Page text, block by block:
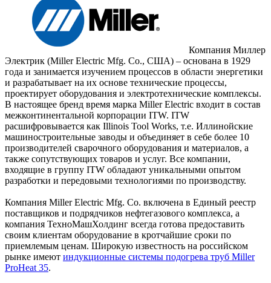
Компания Миллер
Электрик (Miller Electric Mfg. Co., США) – основана в 1929
года и занимается изучением процессов в области энергетики
и разрабатывает на их основе технические процессы,
проектирует оборудования и электротехнические комплексы.
В настоящее бренд время марка Miller Electric входит в состав
межконтинентальной корпорации ITW. ITW
расшифровывается как Illinois Tool Works, т.е. Иллинойские
машиностроительные заводы и объединяет в себе более 10
производителей сварочного оборудования и материалов, а
также сопутствующих товаров и услуг. Все компании,
входящие в группу ITW обладают уникальными опытом
разработки и передовыми технологиями по производству.
Компания Miller Electric Mfg. Co. включена в Единый реестр
поставщиков и подрядчиков нефтегазового комплекса, а
компания ТехноМашХолдинг всегда готова предоставить
своим клиентам оборудование в кротчайшие сроки по
приемлемым ценам. Широкую известность на российском
рынке имеют индукционные системы подогрева труб Miller
ProHeat 35.